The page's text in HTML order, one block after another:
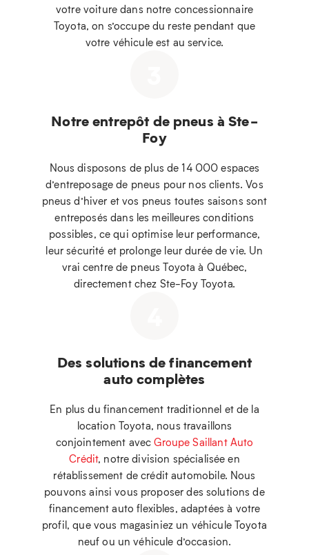
votre voiture dans notre concessionnaire
Toyota, on s’occupe du reste pendant que
votre véhicule est au service.
Notre entrepôt de pneus à Ste-
Foy
Nous disposons de plus de 14 000 espaces
d’entreposage de pneus pour nos clients. Vos
pneus d’hiver et vos pneus toutes saisons sont
entreposés dans les meilleures conditions
possibles, ce qui optimise leur performance,
leur sécurité et prolonge leur durée de vie. Un
vrai centre de pneus Toyota à Québec,
directement chez Ste-Foy Toyota.
Des solutions de financement
auto complètes
En plus du financement traditionnel et de la
location Toyota, nous travaillons
conjointement avecGroupe Saillant Auto
Crédit, notre division spécialisée en
rétablissement de crédit automobile. Nous
pouvons ainsi vous proposer des solutions de
financement auto flexibles, adaptées à votre
profil, que vous magasiniez un véhicule Toyota
neuf ou un véhicule d’occasion.